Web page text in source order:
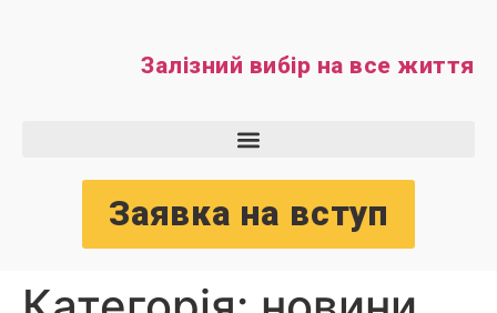
Залізний вибір на все життя
Заявка на вступ